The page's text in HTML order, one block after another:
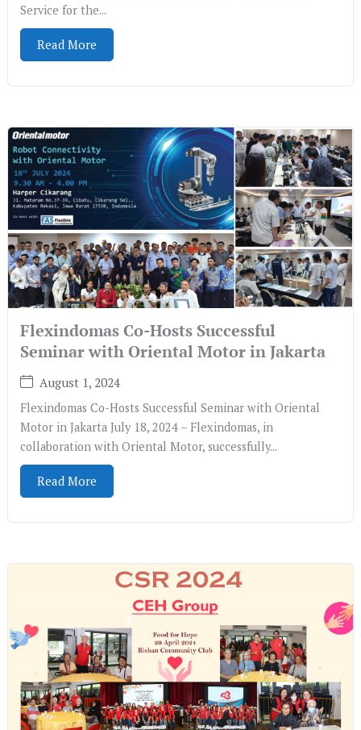
Service for the...
Read More
Flexindomas Co-Hosts Successful
Seminar with Oriental Motor in Jakarta
August 1, 2024
Flexindomas Co-Hosts Successful Seminar with Oriental
Motor in Jakarta July 18, 2024 – Flexindomas, in
collaboration with Oriental Motor, successfully...
Read More